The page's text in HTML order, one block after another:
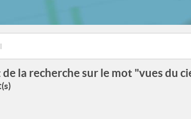
la recherche sur le mot "vues du